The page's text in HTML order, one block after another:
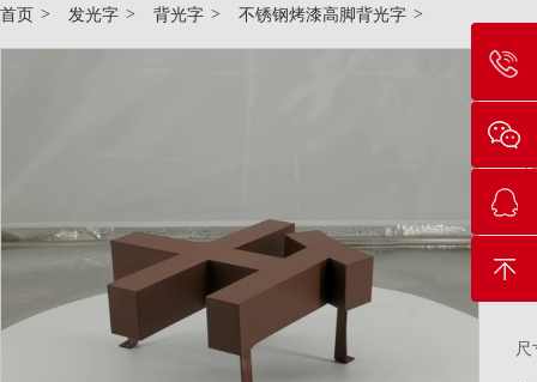
首页 > 发光字 > 背光字 > 不锈钢烤漆高脚背光字 >
物
等
电
尺